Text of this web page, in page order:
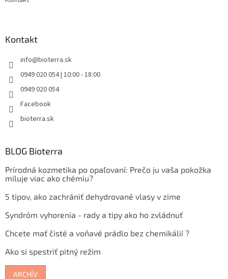
Kontakt
info@bioterra.sk
0949 020 054 | 10:00 - 18:00
0949 020 054
Facebook
bioterra.sk
BLOG Bioterra
Prírodná kozmetika po opaľovaní: Prečo ju vaša pokožka
miluje viac ako chémiu?
5 tipov, ako zachrániť dehydrované vlasy v zime
Syndróm vyhorenia - rady a tipy ako ho zvládnuť
Chcete mať čisté a voňavé prádlo bez chemikálií ?
Ako si spestriť pitný režim
ARCHÍV